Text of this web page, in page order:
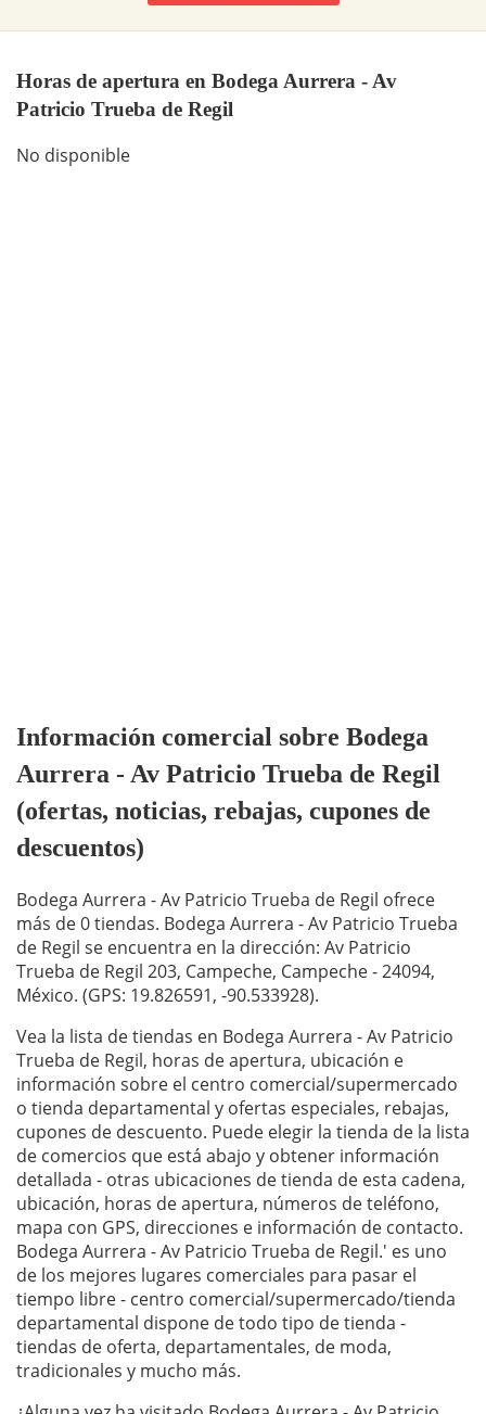
Horas de apertura en Bodega Aurrera - Av
Patricio Trueba de Regil
No disponible
Información comercial sobre Bodega
Aurrera - Av Patricio Trueba de Regil
(ofertas, noticias, rebajas, cupones de
descuentos)
Bodega Aurrera - Av Patricio Trueba de Regil ofrece
más de 0 tiendas. Bodega Aurrera - Av Patricio Trueba
de Regil se encuentra en la dirección: Av Patricio
Trueba de Regil 203, Campeche, Campeche - 24094,
México. (GPS: 19.826591, -90.533928).
Vea la lista de tiendas en Bodega Aurrera - Av Patricio
Trueba de Regil, horas de apertura, ubicación e
información sobre el centro comercial/supermercado
o tienda departamental y ofertas especiales, rebajas,
cupones de descuento. Puede elegir la tienda de la lista
de comercios que está abajo y obtener información
detallada - otras ubicaciones de tienda de esta cadena,
ubicación, horas de apertura, números de teléfono,
mapa con GPS, direcciones e información de contacto.
Bodega Aurrera - Av Patricio Trueba de Regil.' es uno
de los mejores lugares comerciales para pasar el
tiempo libre - centro comercial/supermercado/tienda
departamental dispone de todo tipo de tienda -
tiendas de oferta, departamentales, de moda,
tradicionales y mucho más.